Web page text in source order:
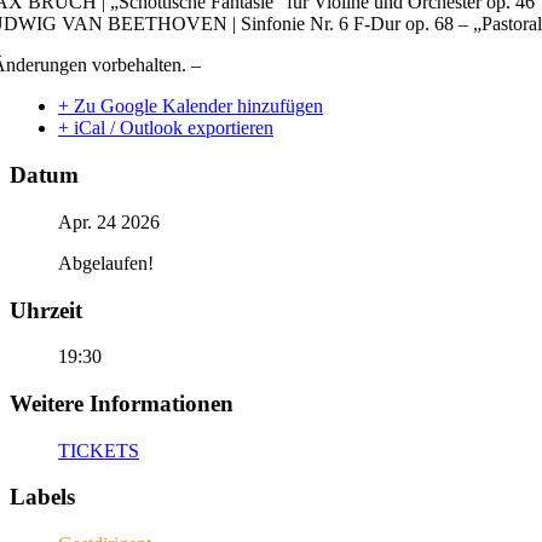
VAN BEETHOVEN | Sinfonie Nr. 6 F-Dur op. 68 –
vorbehalten. –
+ Zu Google Kalender hinzufügen
+ iCal / Outlook exportieren
Datum
Apr. 24 2026
Abgelaufen!
Uhrzeit
19:30
Weitere Informationen
TICKETS
Labels